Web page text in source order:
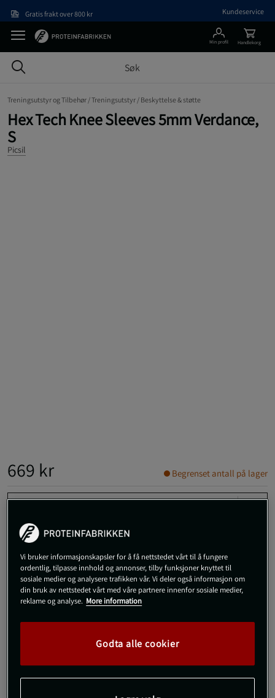
Gratis frakt over 800 kr Kundeservice
Min profil Handlekorg
Treningsutstyr og Tilbehør /Treningsutstyr / Beskyttelse & støtte
Hex Tech Knee Sleeves 5mm Verdance,
S
Picsil
669 kr Begrenset antall på lager
Kjøp
Gratis frakt over 800 kr Gratis retur 14 dagers angrerett
SKU #1112-036R | EAN8436588687647
Hex Tech Knee Sleeves fra Picsil gir stabil støtte og komfort
Les mer
Vi bruker informasjonskapsler for å få nettstedet vårt til å fungere
ordentlig, tilpasse innhold og annonser, tilby funksjoner knyttet til
sosiale medier og analysere trafikken vår. Vi deler også informasjon om
din bruk av nettstedet vårt med våre partnere innenfor sosiale medier,
reklame og analyse. More information
Godta alle cookier